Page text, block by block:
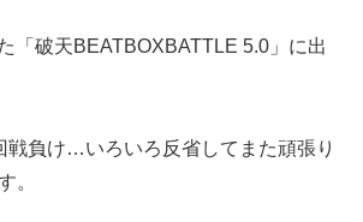
「破天BEATBOXBATTLE 5.0」に出
戦負け…いろいろ反省してまた頑張り
。